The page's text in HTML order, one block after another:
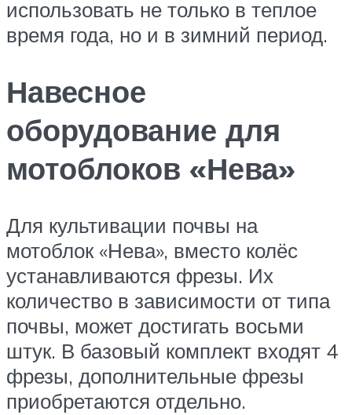
использовать не только в теплое
время года, но и в зимний период.
Навесное
оборудование для
мотоблоков «Нева»
Для культивации почвы на
мотоблок «Нева», вместо колёс
устанавливаются фрезы. Их
количество в зависимости от типа
почвы, может достигать восьми
штук. В базовый комплект входят 4
фрезы, дополнительные фрезы
приобретаются отдельно.